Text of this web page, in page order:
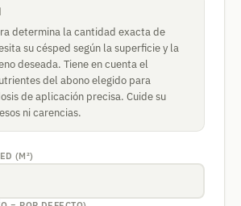
determina la cantidad exacta de
su césped según la superficie y la
deseada. Tiene en cuenta el
del abono elegido para
de aplicación precisa. Cuide su
ni carencias.
(M²)